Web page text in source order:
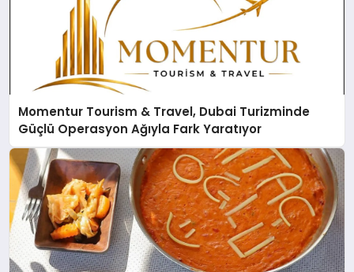
Momentur Tourism & Travel, Dubai Turizminde
Güçlü Operasyon Ağıyla Fark Yaratıyor